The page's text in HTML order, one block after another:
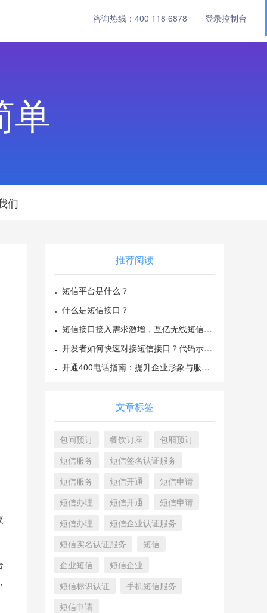
咨询热线： 400 118 6878 登录控制台
单
们
推荐阅读
短信平台是什么？
什么是短信接口？
短信接口接入需求激增，互亿无线短信API调用方案
开发者如何快速对接短信接口？代码示例方案
开通400电话指南：提升企业形象与服务效率
文章标签
包间预订 餐饮订座
包厢预订
短信服务
短信签名认证服务
短信服务
短信开通
短信申请
短信办理
短信开通
短信申请
短信办理
短信企业认证服务
短信实名认证服务
短信
企业短信
短信企业
短信标识认证
手机短信服务
短信申请